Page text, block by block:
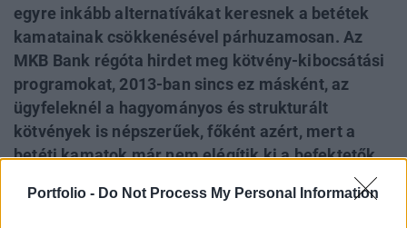
Portfolio - Do Not Process My Personal Information
egyre inkább alternatívákat keresnek a betétek
kamatainak csökkenésével párhuzamosan. Az
MKB Bank régóta hirdet meg kötvény-kibocsátási
programokat, 2013-ban sincs ez másként, az
ügyfeleknél a hagyományos és strukturált
kötvények is népszerűek, főként azért, mert a
betéti kamatok már nem elégítik ki a befektetők
komoly versenyhelyzetet teremtettek az utóbbi